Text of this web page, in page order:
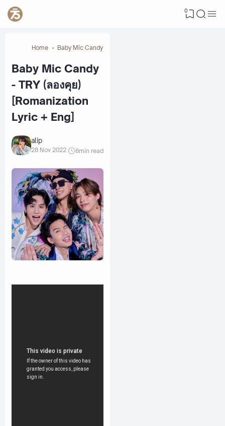
0
Home Baby Mic Candy
Baby Mic Candy
- TRY (ลองคุย)
[Romanization
Lyric + Eng]
alip
28 Nov 2022 6min read